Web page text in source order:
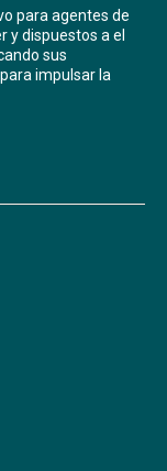
para agentes de
y dispuestos a el
sus
impulsar la